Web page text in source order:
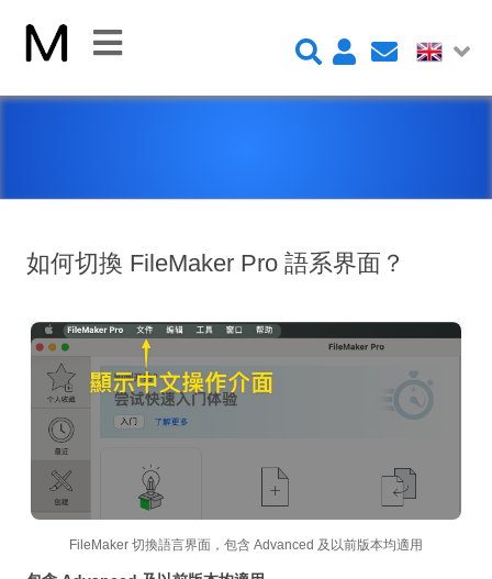
CLOSE
FileMaker 系統安全性
新 Claris FileMaker 2023
Claris Connect 流程自動化
New Videos
FileMaker Go
FileMaker Pro Advanced
FileMaker Server
如何切換 FileMaker Pro 語系界面？
FileMaker 切換語言界面，包含 Advanced 及以前版本均適用